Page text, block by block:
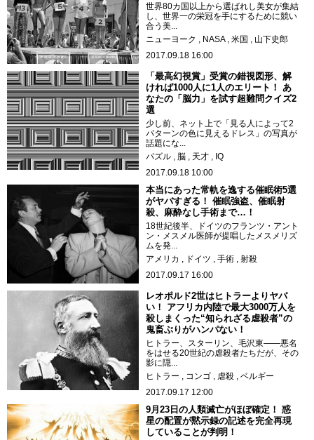
世界80カ国以上から選ばれし美女が集結
し、世界一の栄冠を手にするために競い
合う美...
ニューヨーク
NASA 米国
山下史郎
2017.09.18 16:00
「最高幻視賞」受賞の錯視図形、解
ければ1000人に1人のエリート！ あ
なたの「脳力」を試す超難問クイズ2
選
少し前、ネット上で「見る人によって2
パターンの色に見えるドレス」の写真が
話題にな...
パズル
脳 天才
IQ
2017.09.18 10:00
本当にあった常軌を逸する催眠術5選
がヤバすぎる！ 催眠強盗、催眠射
殺、麻酔なし手術まで…！
18世紀後半、ドイツのフランツ・アント
ン・メスメル医師が提唱したメスメリズ
ムを発...
アメリカ
ドイツ 手術
射殺
2017.09.17 16:00
レオポルド2世はヒトラーよりヤバ
い！ アフリカ内陸で最大3000万人を
殺しまくった“知られざる虐殺者”の
鬼畜ぶりがハンパない！
ヒトラー、スターリン、毛沢東――悪名
をはせる20世紀の虐殺者たちだが、その
影に隠...
ヒトラー
コンゴ 虐殺
ベルギー
2017.09.17 12:00
9月23日の人類滅亡がほぼ確定！ 惑
星の配置が黙示録の記述を完全再現
していることが判明！